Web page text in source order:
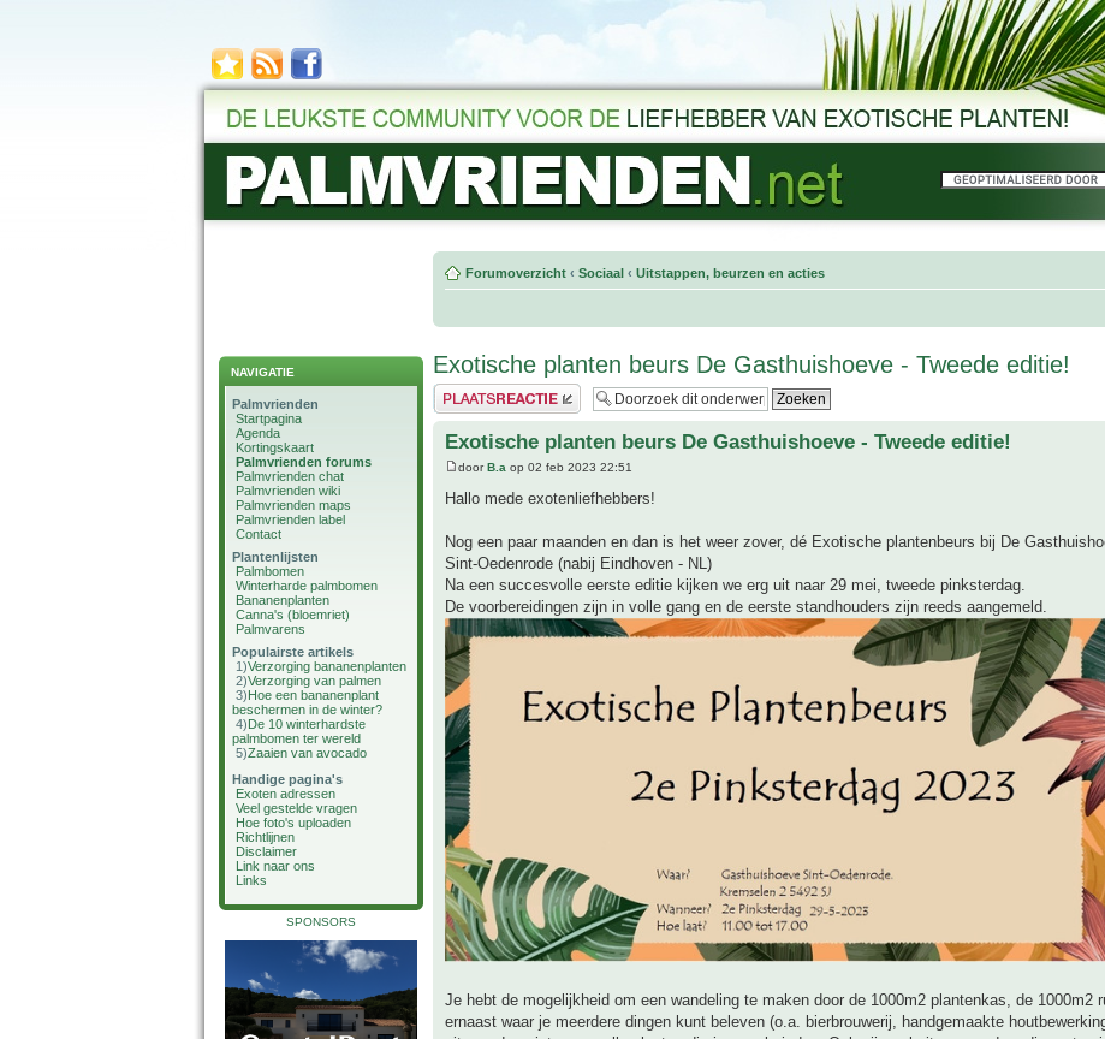
NAVIGATIE
Palmvrienden
Startpagina
Agenda
Kortingskaart
Palmvrienden forums
Palmvrienden chat
Palmvrienden wiki
Palmvrienden maps
Palmvrienden label
Contact
Plantenlijsten
Palmbomen
Winterharde palmbomen
Bananenplanten
Canna's (bloemriet)
Palmvarens
Populairste artikels
1)Verzorging bananenplanten
2)Verzorging van palmen
3)Hoe een bananenplant
beschermen in de winter?
4)De 10 winterhardste
palmbomen ter wereld
5)Zaaien van avocado
Handige pagina's
Exoten adressen
Veel gestelde vragen
Hoe foto's uploaden
Richtlijnen
Disclaimer
Link naar ons
Links
SPONSORS
Forumoverzicht ‹ Sociaal ‹ Uitstappen, beurzen en acties
Exotische planten beurs De Gasthuishoeve - Tweede editie!
Plaats een reactie
Exotische planten beurs De Gasthuishoeve - Tweede editie!
doorB.a op 02 feb 2023 22:51
Hallo mede exotenliefhebbers!
Nog een paar maanden en dan is het weer zover, dé Exotische plantenbeurs bij De
Sint-Oedenrode (nabij Eindhoven - NL)
Na een succesvolle eerste editie kijken we erg uit naar 29 mei, tweede pinksterdag.
De voorbereidingen zijn in volle gang en de eerste standhouders zijn reeds aangemeld.
Je hebt de mogelijkheid om een wandeling te maken door de 1000m2 plantenkas, de 1000m2
ernaast waar je meerdere dingen kunt beleven (o.a. bierbrouwerij, handgemaakte